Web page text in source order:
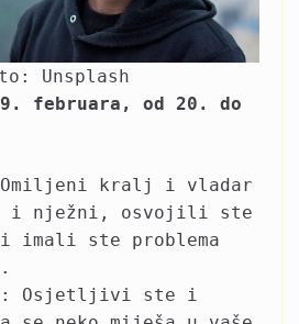
Unsplash
februara, od 20. do
kralj i vladar
i nježni, osvojili ste
imali ste problema
Osjetljivi ste i